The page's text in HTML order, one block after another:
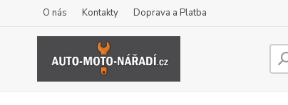
O nás Kontakty Doprava a Platba